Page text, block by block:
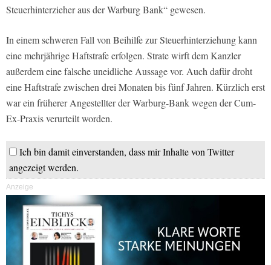
Steuerhinterzieher aus der Warburg Bank“ gewesen.
In einem schweren Fall von Beihilfe zur Steuerhinterziehung kann
eine mehrjährige Haftstrafe erfolgen. Strate wirft dem Kanzler
außerdem eine falsche uneidliche Aussage vor. Auch dafür droht
eine Haftstrafe zwischen drei Monaten bis fünf Jahren. Kürzlich erst
war ein früherer Angestellter der Warburg-Bank wegen der Cum-
Ex-Praxis verurteilt worden.
Ich bin damit einverstanden, dass mir Inhalte von Twitter
angezeigt werden.
Anzeige